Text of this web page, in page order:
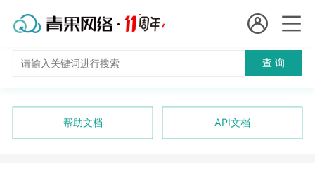
国 查 询
帮助文档 API文档